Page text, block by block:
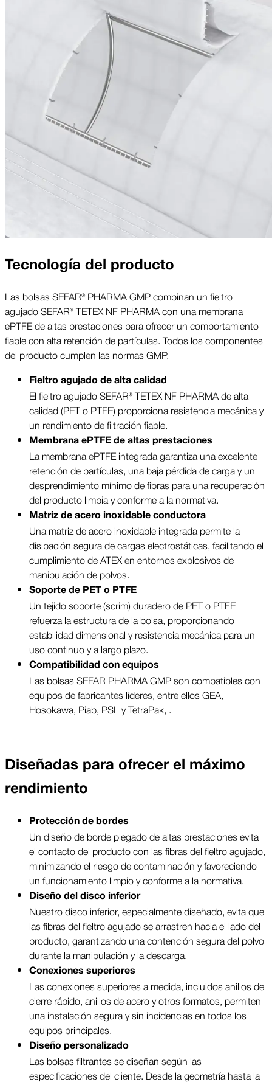
Tecnología del producto
Las bolsas SEFAR® PHARMA GMP combinan un fieltro
agujado SEFAR® TETEX NF PHARMA con una membrana
ePTFE de altas prestaciones para ofrecer un comportamiento
fiable con alta retención de partículas. Todos los componentes
del producto cumplen las normas GMP.
Fieltro agujado de alta calidad
El fieltro agujado SEFAR® TETEX NF PHARMA de alta
calidad (PET o PTFE) proporciona resistencia mecánica y
un rendimiento de filtración fiable.
Membrana ePTFE de altas prestaciones
La membrana ePTFE integrada garantiza una excelente
retención de partículas, una baja pérdida de carga y un
desprendimiento mínimo de fibras para una recuperación
del producto limpia y conforme a la normativa.
Matriz de acero inoxidable conductora
Una matriz de acero inoxidable integrada permite la
disipación segura de cargas electrostáticas, facilitando el
cumplimiento de ATEX en entornos explosivos de
manipulación de polvos.
Soporte de PET o PTFE
Un tejido soporte (scrim) duradero de PET o PTFE
refuerza la estructura de la bolsa, proporcionando
estabilidad dimensional y resistencia mecánica para un
uso continuo y a largo plazo.
Compatibilidad con equipos
Las bolsas SEFAR PHARMA GMP son compatibles con
equipos de fabricantes líderes, entre ellos GEA,
Hosokawa, Piab, PSL y TetraPak, .
Diseñadas para ofrecer el máximo
rendimiento
Protección de bordes
Un diseño de borde plegado de altas prestaciones evita
el contacto del producto con las fibras del fieltro agujado,
minimizando el riesgo de contaminación y favoreciendo
un funcionamiento limpio y conforme a la normativa.
Diseño del disco inferior
Nuestro disco inferior, especialmente diseñado, evita que
las fibras del fieltro agujado se arrastren hacia el lado del
producto, garantizando una contención segura del polvo
durante la manipulación y la descarga.
Conexiones superiores
Las conexiones superiores a medida, incluidos anillos de
cierre rápido, anillos de acero y otros formatos, permiten
una instalación segura y sin incidencias en todos los
equipos principales.
Diseño personalizado
Las bolsas filtrantes se diseñan según las
especificaciones del cliente. Desde la geometría hasta la